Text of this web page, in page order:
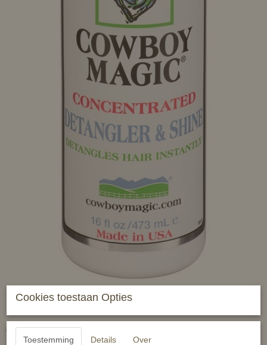
Detangler & Shine - 473ml
€ 35,75
Cookies toestaan Opties
Toestemming Details Over